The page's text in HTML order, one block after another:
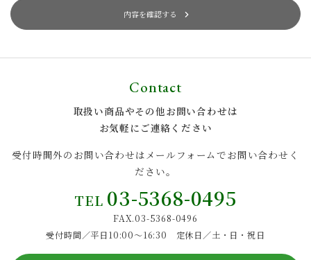
超えて個⼈情報を利⽤する場合には、事前に適切な⽅法でご本人か
らの同意を得るものとします。
商品発送の確認、照会
求人採用における面接の日時および、選考結果の連絡
新商品・サービスをお知らせするためのユーザーが利用してい
るサービスの新機能や更新情報、キャンペーン情報などをメー
ル送付によるご案内
ユーザーが利用しているサービスのメンテナンスなど、必要に
応じたご連絡をするため
利用規約に違反したユーザーの特定、その他不正不当な目的で
められる場合に限って変更するものとします。
個人情報の利用目的について変更を行った際は、変更後の目的
内容を確認する
Contact
取扱い商品やその他お問い合わせは
お気軽にご連絡ください
受付時間外のお問い合わせはメールフォームでお問い合わせく
ださい。
TEL 03-5368-0495
FAX.03-5368-0496
受付時間／平日10:00～16:30 定休日／土・日・祝日